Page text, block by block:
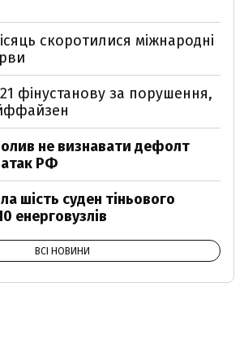
скоротилися міжнародні
фінустанову за порушення,
не визнавати дефолт
атак РФ
шість суден тіньового
енерговузлів
ВСІ НОВИНИ